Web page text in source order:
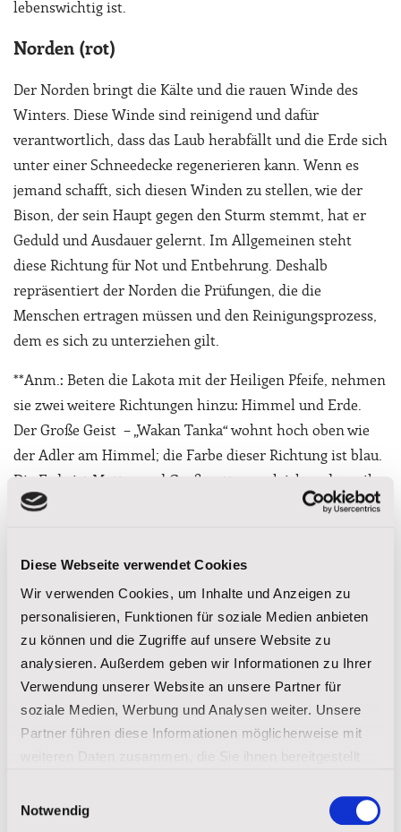
Diese Webseite verwendet Cookies
Wir verwenden Cookies, um Inhalte und Anzeigen zu
personalisieren, Funktionen für soziale Medien anbieten
zu können und die Zugriffe auf unsere Website zu
analysieren. Außerdem geben wir Informationen zu Ihrer
Verwendung unserer Website an unsere Partner für
soziale Medien, Werbung und Analysen weiter. Unsere
Partner führen diese Informationen möglicherweise mit
gesammelt haben.
Notwendig
lebenswichtig ist.
Norden (rot)
Der Norden bringt die Kälte und die rauen Winde des
Winters. Diese Winde sind reinigend und dafür
verantwortlich, dass das Laub herabfällt und die Erde sich
unter einer Schneedecke regenerieren kann. Wenn es
jemand schafft, sich diesen Winden zu stellen, wie der
Bison, der sein Haupt gegen den Sturm stemmt, hat er
Geduld und Ausdauer gelernt. Im Allgemeinen steht
diese Richtung für Not und Entbehrung. Deshalb
repräsentiert der Norden die Prüfungen, die die
Menschen ertragen müssen und den Reinigungsprozess,
dem es sich zu unterziehen gilt.
**Anm.: Beten die Lakota mit der Heiligen Pfeife, nehmen
sie zwei weitere Richtungen hinzu: Himmel und Erde.
Der Große Geist – „Wakan Tanka“ wohnt hoch oben wie
der Adler am Himmel; die Farbe dieser Richtung ist blau.
Die Erde ist Mutter und Großmutter zugleich und von ihr
kommt die Nahrung. Die Farbe dieser Richtung ist grün
(Angepasst von Ron Zeilinger’s Lakota Life)
Möchten Sie mehr über die Lakota-Kultur erfahren?
Laden Sie unsere Broschüren herunter.
FORDERN SIE UNSERE BROSCHÜRE AN
Teilen auf: